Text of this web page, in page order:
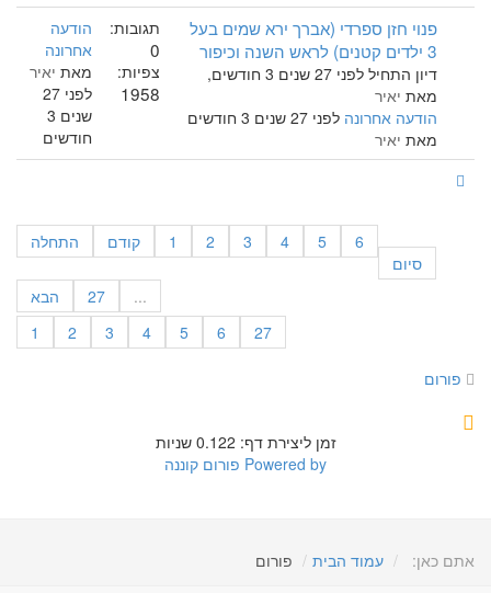
פנוי חזן ספרדי (אברך ירא שמים בעל
3 ילדים קטנים) לראש השנה וכיפור
דיון התחיל לפני 27 שנים 3 חודשים,
מאת יאיר
הודעה אחרונה לפני 27 שנים 3 חודשים
מאת יאיר
תגובות:
0
צפיות:
1958
הודעה
אחרונה
מאת יאיר
לפני 27
שנים 3
חודשים
התחלה קודם 1 2 3 4 5 6
...
27 הבא
סיום
1 2 3 4 5 6 27
פורום
זמן ליצירת דף: 0.122 שניות
Powered by פורום קוננה
אתם כאן: עמוד הבית פורום